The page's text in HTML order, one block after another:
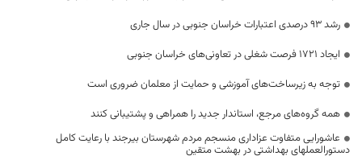
رشد ۹۳ درصدی اعتبارات خراسان جنوبی در سال جاری
ایجاد ۱۷۲۱ فرصت شغلی در تعاونی‌های خراسان جنوبی
توجه به زیرساخت‌های آموزشی و حمایت از معلمان ضروری است
همه گروه‌های مرجع، استاندار جدید را همراهی و پشتیبانی کنند
عاشورایی متفاوت عزاداری منسجم مردم شهرستان بیرجند با رعایت کامل
دستورالعملهای بهداشتی در بهشت متقین